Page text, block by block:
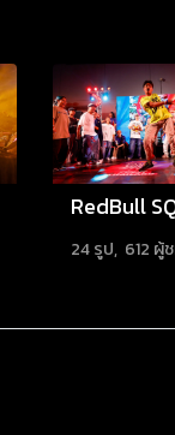
24 รูป, 612 ผู้